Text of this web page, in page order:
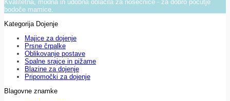
Kvalitetna, modna in udobna oblačila za nosečnice - za dobro počutje
bodoče mamice.
Kategorija Dojenje
Majice za dojenje
Prsne črpalke
Oblikovanje postave
Spalne srajce in pižame
Blazine za dojenje
Pripomočki za dojenje
Blagovne znamke